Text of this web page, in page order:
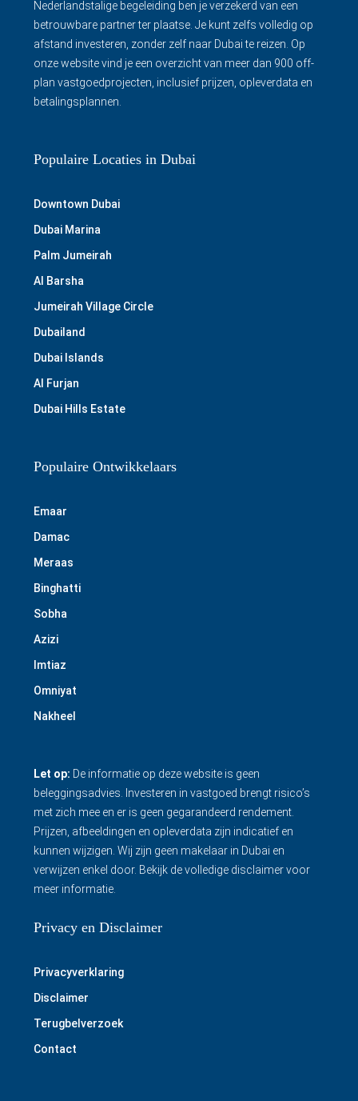
Nederlandstalige begeleiding ben je verzekerd van een
betrouwbare partner ter plaatse. Je kunt zelfs volledig op
afstand investeren, zonder zelf naar Dubai te reizen. Op
onze website vind je een overzicht van meer dan 900 off-
plan vastgoedprojecten, inclusief prijzen, opleverdata en
betalingsplannen.
Populaire Locaties in Dubai
Downtown Dubai
Dubai Marina
Palm Jumeirah
Al Barsha
Jumeirah Village Circle
Dubailand
Dubai Islands
Al Furjan
Dubai Hills Estate
Populaire Ontwikkelaars
Emaar
Damac
Meraas
Binghatti
Sobha
Azizi
Imtiaz
Omniyat
Nakheel
Let op: De informatie op deze website is geen
beleggingsadvies. Investeren in vastgoed brengt risico’s
met zich mee en er is geen gegarandeerd rendement.
Prijzen, afbeeldingen en opleverdata zijn indicatief en
kunnen wijzigen. Wij zijn geen makelaar in Dubai en
verwijzen enkel door. Bekijk de volledige disclaimervoor
meer informatie.
Privacy en Disclaimer
Privacyverklaring
Disclaimer
Terugbelverzoek
Contact